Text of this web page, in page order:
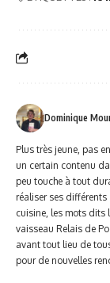
Dominique
Plus très jeune, pas
un certain contenu
peu touche à tout
réaliser ses différents
cuisine, les mots dits
vaisseau Relais de
avant tout lieu de
pour de nouvelles